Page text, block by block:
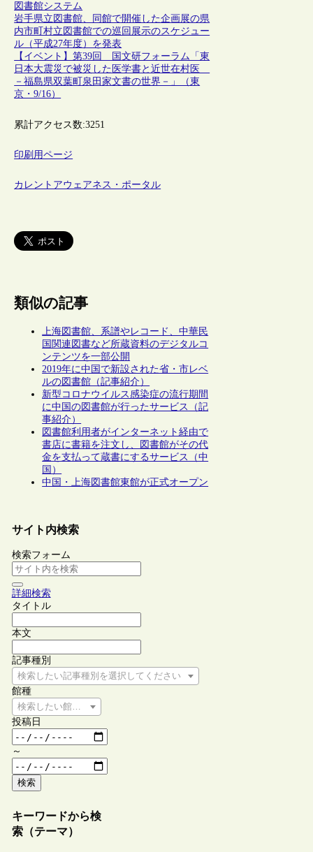
図書館システム
岩手県立図書館、同館で開催した企画展の県
内市町村立図書館での巡回展示のスケジュー
ル（平成27年度）を発表
【イベント】第39回 国文研フォーラム「東
日本大震災で被災した医学書と近世在村医
－福島県双葉町泉田家文書の世界－」（東
京・9/16）
累計アクセス数:3251
印刷用ページ
カレントアウェアネス・ポータル
類似の記事
上海図書館、系譜やレコード、中華民
国関連図書など所蔵資料のデジタルコ
ンテンツを一部公開
2019年に中国で新設された省・市レベ
ルの図書館（記事紹介）
新型コロナウイルス感染症の流行期間
に中国の図書館が行ったサービス（記
事紹介）
図書館利用者がインターネット経由で
書店に書籍を注文し、図書館がその代
金を支払って蔵書にするサービス（中
国）
中国・上海図書館東館が正式オープン
サイト内検索
検索フォーム
詳細検索
タイトル
本文
記事種別
検索したい記事種別を選択してください
館種
検索したい館種を選択してください
投稿日
～
検索
キーワードから検
索（テーマ）